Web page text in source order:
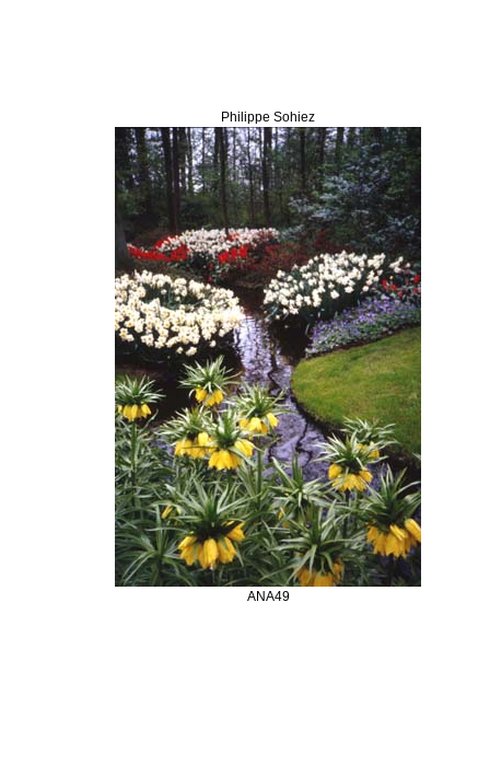
Philippe Sohiez
ANA49